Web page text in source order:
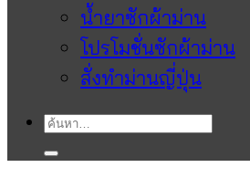
น้ำยาซักผ้าม่าน
โปรโมชั่นซักผ้าม่าน
สั่งทำม่านญี่ปุ่น
ค้นหา: